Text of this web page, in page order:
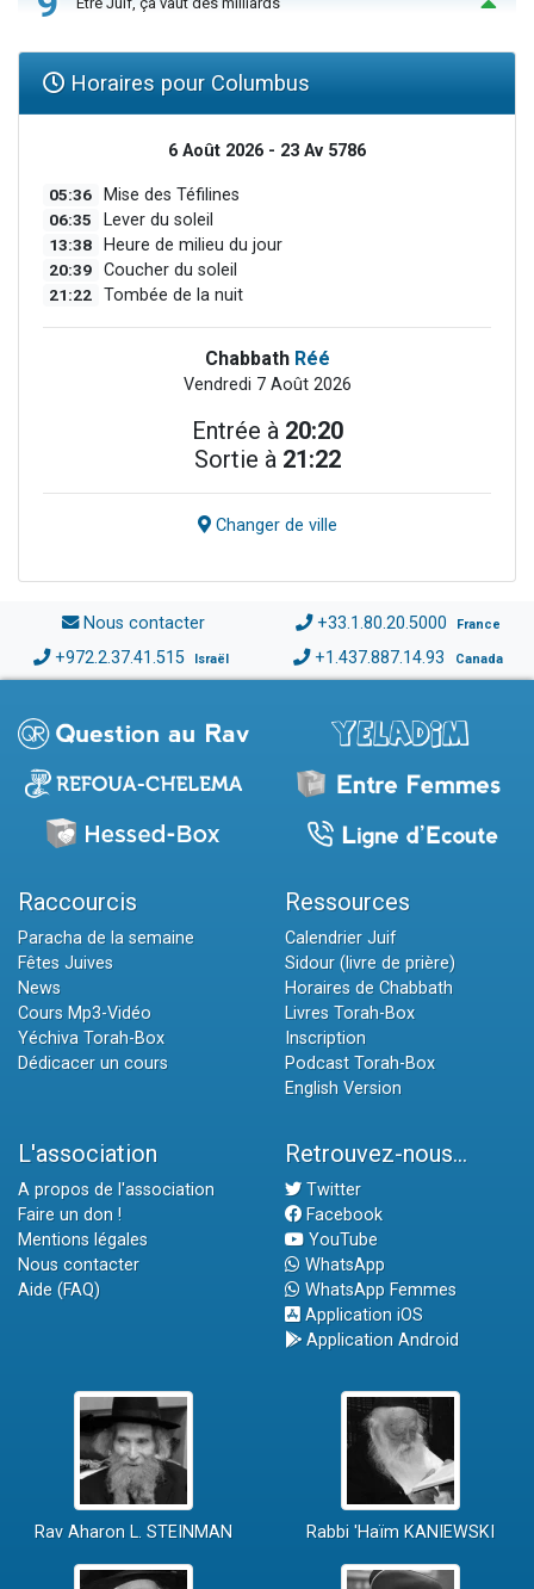
Horaires pour Columbus
6 Août 2026 - 23 Av 5786
05:36 Mise des Téfilines
06:35 Lever du soleil
13:38 Heure de milieu du jour
20:39 Coucher du soleil
21:22 Tombée de la nuit
Chabbath Réé
Vendredi 7 Août 2026
Entrée à 20:20
Sortie à 21:22
Changer de ville
Nous contacter +33.1.80.20.5000 France
+972.2.37.41.515 Israël +1.437.887.14.93 Canada
Raccourcis
Paracha de la semaine
Fêtes Juives
News
Cours Mp3-Vidéo
Yéchiva Torah-Box
Dédicacer un cours
Ressources
Calendrier Juif
Sidour (livre de prière)
Horaires de Chabbath
Livres Torah-Box
Inscription
Podcast Torah-Box
English Version
L'association
A propos de l'association
Faire un don !
Mentions légales
Nous contacter
Aide (FAQ)
Retrouvez-nous...
Twitter
Facebook
YouTube
WhatsApp
WhatsApp Femmes
Application iOS
Application Android
Rav Aharon L. STEINMAN Rabbi 'Haïm KANIEWSKI